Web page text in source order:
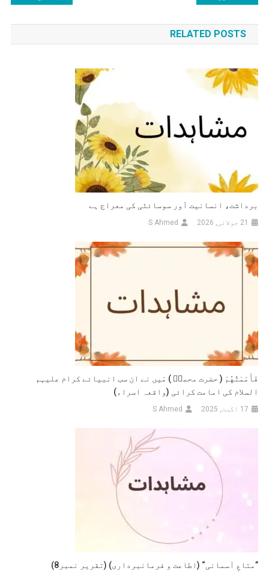
ایمان
کی
نیویگیشن
RELATED POSTS
برداشت، انسانیت اَور سوسائٹی کی معراج ہے
21 جولائی, 2026 S Ahmed
فَأَمَمْتُهُمْ ( حضرت محمدؐ ) مَیں نے ان سب انبیائے کرام علیہم
السلام کی امامت کرائی (واقعہ اسراء)
17 اگست, 2025 S Ahmed
”متاعِ آسمانی“ (اطاعت و فرمانبرداری) (تقریر نمبر8)